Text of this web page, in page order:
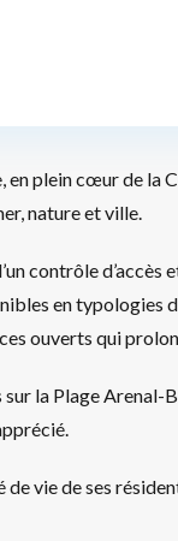
plein cœur de la
nature et ville.
contrôle
en typologies
ouverts qui
la Plage Arenal-
vie de ses